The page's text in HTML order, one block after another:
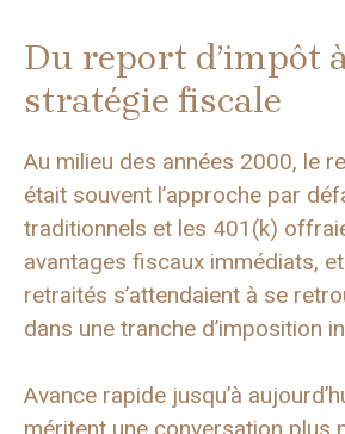
Du report d’impôt
stratégie fiscale
Au milieu des années 2000, le
était souvent l’approche par
traditionnels et les 401(k)
avantages fiscaux immédiats,
retraités s’attendaient à se
dans une tranche d’imposition
Avance rapide jusqu’à